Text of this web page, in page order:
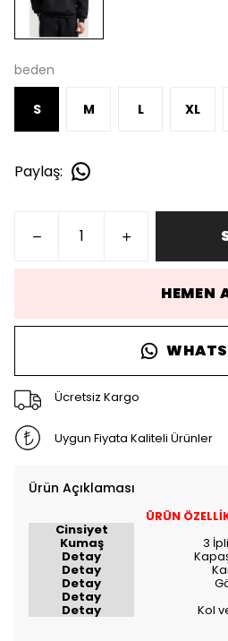
beden
S M L XL
Paylaş:
HEMEN
Ücretsiz Kargo
Uygun Fiyata Kaliteli Ürünler
Ürün Açıklaması
ÜRÜN
Cinsiyet
Kumaş 3
Detay
Detay
Detay
Detay
Detay Kol